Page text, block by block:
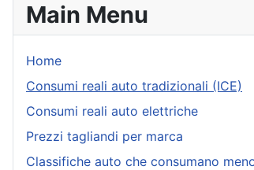
Main Menu
Home
Consumi reali auto tradizionali (ICE)
Consumi reali auto elettriche
Prezzi tagliandi per marca
Classifiche auto che consumano